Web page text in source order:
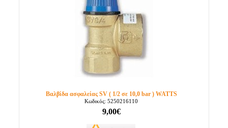
Βαλβίδα ασφαλείας SV ( 1/2 σε 10,0 bar ) WATTS
Κωδικός: 5250216110
9,00€